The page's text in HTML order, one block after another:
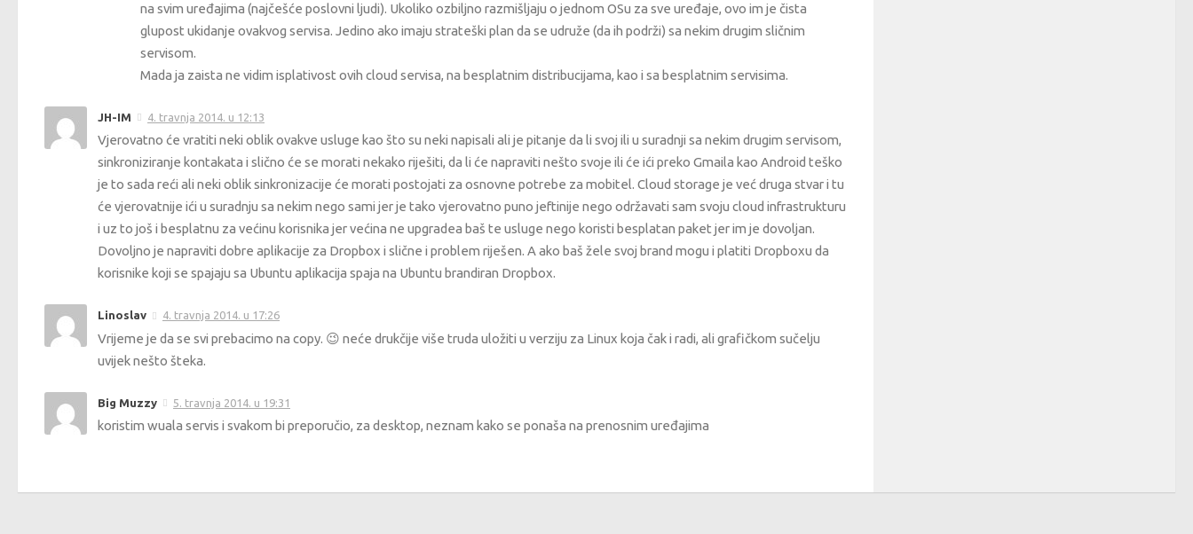
na svim uređajima (najčešće poslovni ljudi). Ukoliko ozbiljno razmišljaju o jednom OSu za sve uređaje, ovo im je čista
glupost ukidanje ovakvog servisa. Jedino ako imaju strateški plan da se udruže (da ih podrži) sa nekim drugim sličnim
servisom.
Mada ja zaista ne vidim isplativost ovih cloud servisa, na besplatnim distribucijama, kao i sa besplatnim servisima.
JH-IM 4. travnja 2014. u 12:13
Vjerovatno će vratiti neki oblik ovakve usluge kao što su neki napisali ali je pitanje da li svoj ili u suradnji sa nekim drugim servisom,
sinkroniziranje kontakata i slično će se morati nekako riješiti, da li će napraviti nešto svoje ili će ići preko Gmaila kao Android teško
je to sada reći ali neki oblik sinkronizacije će morati postojati za osnovne potrebe za mobitel. Cloud storage je već druga stvar i tu
će vjerovatnije ići u suradnju sa nekim nego sami jer je tako vjerovatno puno jeftinije nego održavati sam svoju cloud infrastrukturu
i uz to još i besplatnu za većinu korisnika jer većina ne upgradea baš te usluge nego koristi besplatan paket jer im je dovoljan.
Dovoljno je napraviti dobre aplikacije za Dropbox i slične i problem riješen. A ako baš žele svoj brand mogu i platiti Dropboxu da
korisnike koji se spajaju sa Ubuntu aplikacija spaja na Ubuntu brandiran Dropbox.
Linoslav 4. travnja 2014. u 17:26
Vrijeme je da se svi prebacimo na copy. 😉 neće drukčije više truda uložiti u verziju za Linux koja čak i radi, ali grafičkom sučelju
uvijek nešto šteka.
Big Muzzy 5. travnja 2014. u 19:31
koristim wuala servis i svakom bi preporučio, za desktop, neznam kako se ponaša na prenosnim uređajima